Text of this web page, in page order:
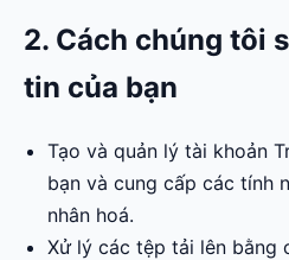
2. Cách chúng tôi
tin của bạn
Tạo và quản lý tài khoản
bạn và cung cấp các tính
nhân hoá.
Xử lý các tệp tải lên bằng